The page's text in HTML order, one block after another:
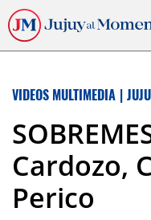
VIDEOS MULTIMEDIA |
Cardozo,
Perico